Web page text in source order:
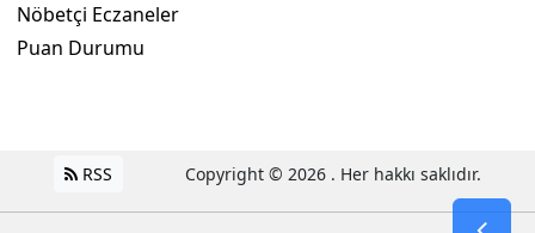
Nöbetçi Eczaneler
Puan Durumu
RSS Copyright © 2026 . Her hakkı saklıdır.